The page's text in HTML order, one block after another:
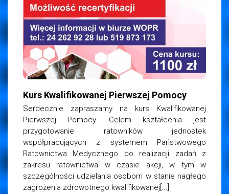
Kurs Kwalifikowanej Pierwszej Pomocy
Serdecznie zapraszamy na kurs Kwalifikowanej
Pierwszej Pomocy. Celem kształcenia jest
przygotowanie ratowników jednostek
współpracujących z systemem Państwowego
Ratownictwa Medycznego do realizacji zadań z
zakresu ratownictwa w czasie akcji, w tym w
szczególności udzielania osobom w stanie nagłego
zagrożenia zdrowotnego kwalifikowanej[...]